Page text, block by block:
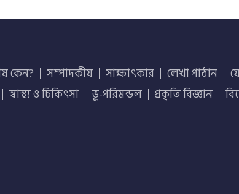
কেন? সম্পাদকীয় সাক্ষাৎকার লেখা পাঠান
স্বাস্থ্য ও চিকিৎসা ভূ-পরিমন্ডল প্রকৃতি বিজ্ঞান